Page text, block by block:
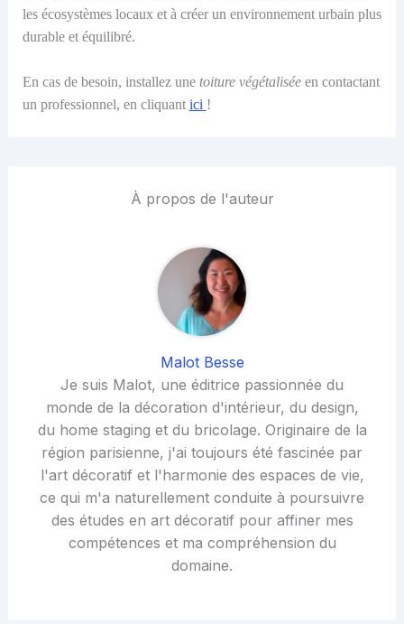
les écosystèmes locaux et à créer un environnement urbain plus
durable et équilibré.
En cas de besoin, installez une toiture végétaliséeen contactant
un professionnel, en cliquant ici !
À propos de l'auteur
Malot Besse
Je suis Malot, une éditrice passionnée du
monde de la décoration d'intérieur, du design,
du home staging et du bricolage. Originaire de la
région parisienne, j'ai toujours été fascinée par
l'art décoratif et l'harmonie des espaces de vie,
ce qui m'a naturellement conduite à poursuivre
des études en art décoratif pour affiner mes
compétences et ma compréhension du
domaine.